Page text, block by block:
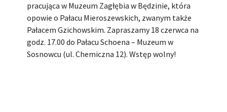
pracująca w Muzeum Zagłębia w Będzinie, która
opowie o Pałacu Mieroszewskich, zwanym także
Pałacem Gzichowskim. Zapraszamy 18 czerwca na
godz. 17.00 do Pałacu Schoena – Muzeum w
Sosnowcu (ul. Chemiczna 12). Wstęp wolny!